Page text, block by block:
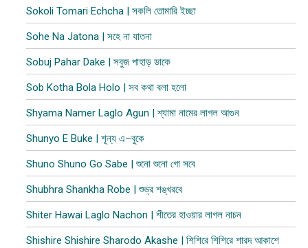
Sokoli Tomari Echcha | সকলি তোমারি ইচ্ছা
Sohe Na Jatona | সহে না যাতনা
Sobuj Pahar Dake | সবুজ পাহাড় ডাকে
Sob Kotha Bola Holo | সব কথা বলা হলো
Shyama Namer Laglo Agun | শ্যামা নামের লাগল আগুন
Shunyo E Buke | শূন্য এ–বুকে
Shuno Shuno Go Sabe | শুনো শুনো গো সবে
Shubhra Shankha Robe | শুভ্র শঙ্খরবে
Shiter Hawai Laglo Nachon | শীতের হাওয়ার লাগল নাচন
Shishire Shishire Sharodo Akashe | শিশিরে শিশিরে শারদ আকাশে